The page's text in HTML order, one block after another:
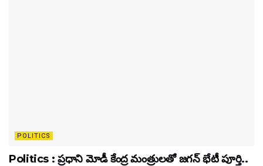
POLITICS
Politics : ప్రధాని మోడీ కేంద్ర మంత్రులతో జగన్ భేటీ పూర్తి..